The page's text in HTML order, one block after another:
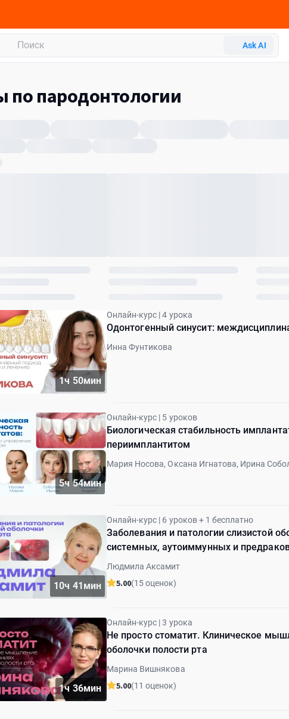
Ask AI
по пародонтологии
1ч 50мин
Онлайн-курс | 4 урока
Одонтогенный синусит:
Инна Фунтикова
5ч 54мин
Онлайн-курс | 5 уроков
Биологическая стабильность
периимплантитом
Мария Носова, Оксана Игнатова, Ирина
10ч 41мин
Онлайн-курс | 6 уроков + 1 бесплатно
Заболевания и патологии слизистой
системных, аутоиммунных и
Людмила Аксамит
5.00(15 оценок)
1ч 36мин
Онлайн-курс | 3 урока
Не просто стоматит. Клиническое
оболочки полости рта
Марина Вишнякова
5.00(11 оценок)